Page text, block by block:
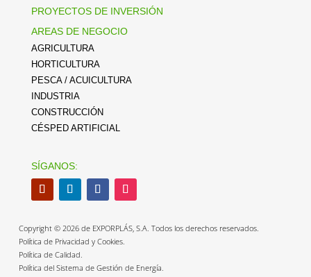
PROYECTOS DE INVERSIÓN
AREAS DE NEGOCIO
AGRICULTURA
HORTICULTURA
PESCA / ACUICULTURA
INDUSTRIA
CONSTRUCCIÓN
CÉSPED ARTIFICIAL
SÍGANOS:
Copyright © 2026 de EXPORPLÁS, S.A. Todos los derechos reservados.
Política de Privacidad y Cookies.
Política de Calidad.
Política del Sistema de Gestión de Energía.